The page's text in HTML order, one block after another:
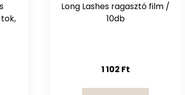
Long Lashes ragasztó film /
10db
1 102 Ft